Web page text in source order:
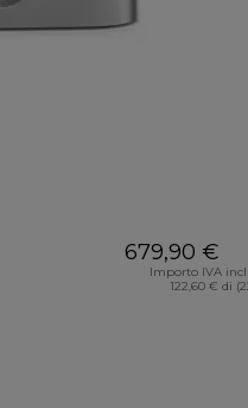
679,90 €
Importo IVA
122,60 € di